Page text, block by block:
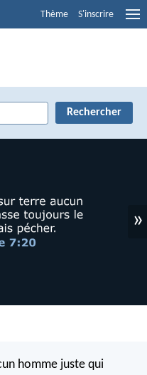
Thème S'inscrire
»
homme juste qui